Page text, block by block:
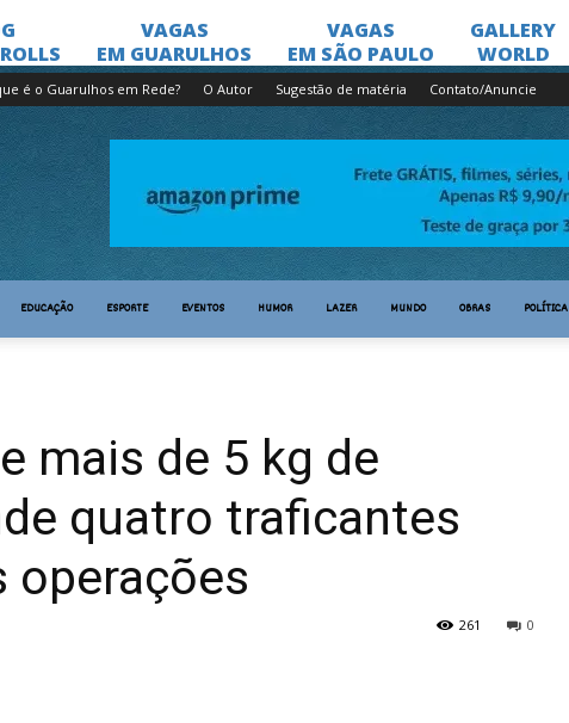
é o Guarulhos em Rede? O Autor Sugestão de matéria Contato/Anuncie
EDUCAÇÃO ESPORTE EVENTOS HUMOR LAZER MUNDO OBRAS POLÍTICA
mais de 5 kg de
quatro traficantes
operações
0
261